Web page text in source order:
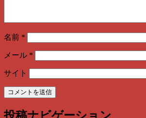
名前 *
メール *
サイト